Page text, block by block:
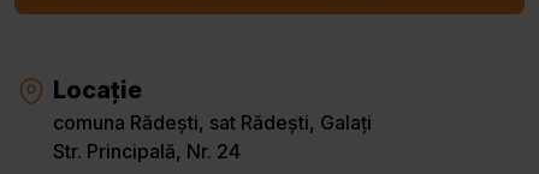
Locație
comuna Rădești, sat Rădești, Galați
Str. Principală, Nr. 24